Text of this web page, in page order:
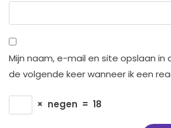
Mijn naam, e-mail en site opslaan in
de volgende keer wanneer ik een
× negen = 18